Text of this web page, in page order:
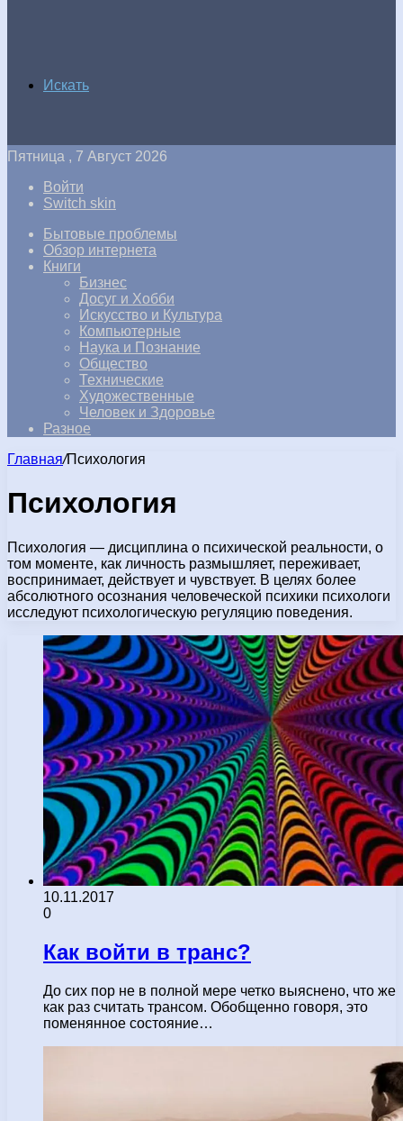
Искать
Пятница , 7 Август 2026
Войти
Switch skin
Бытовые проблемы
Обзор интернета
Книги
Бизнес
Досуг и Хобби
Искусство и Культура
Компьютерные
Наука и Познание
Общество
Технические
Художественные
Человек и Здоровье
Разное
Главная/Психология
Психология
Психология — дисциплина о психической реальности, о
том моменте, как личность размышляет, переживает,
воспринимает, действует и чувствует. В целях более
абсолютного осознания человеческой психики психологи
исследуют психологическую регуляцию поведения.
10.11.2017
0
Как войти в транс?
До сих пор не в полной мере четко выяснено, что же
как раз считать трансом. Обобщенно говоря, это
поменянное состояние…